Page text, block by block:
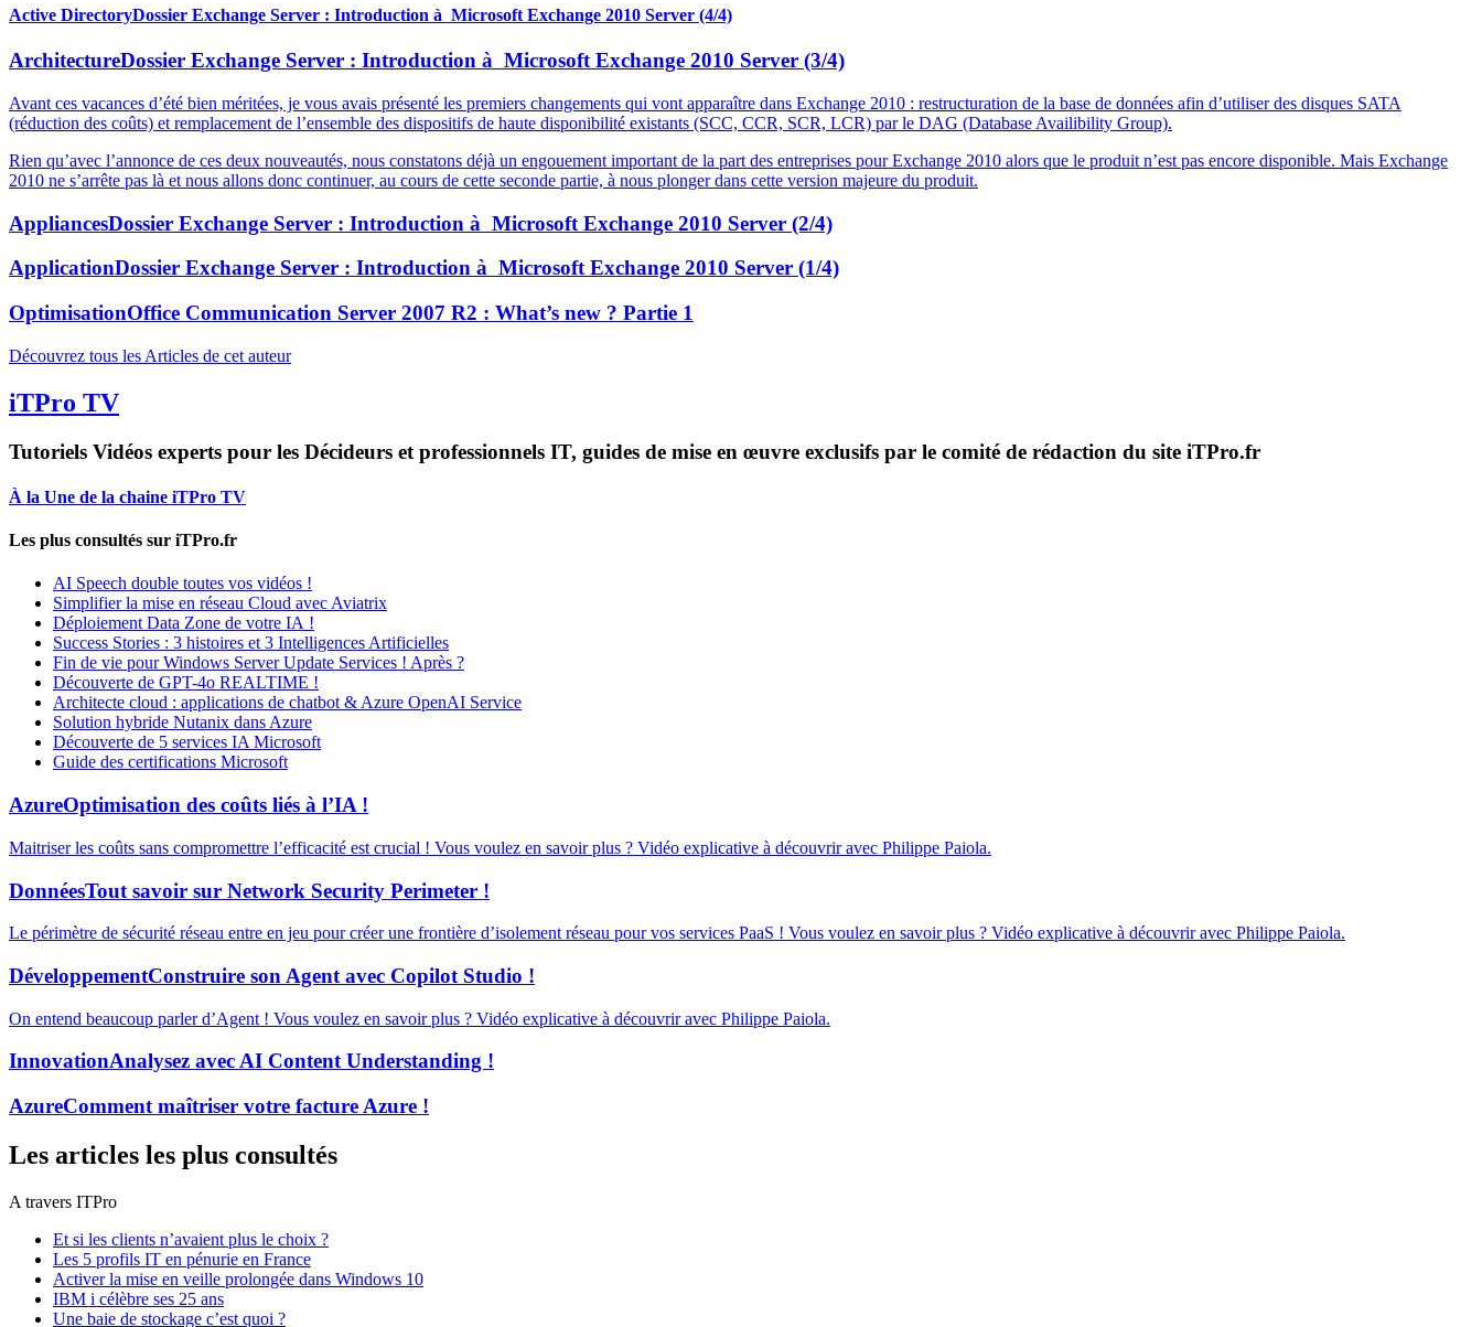
Active DirectoryDossier Exchange Server : Introduction à Microsoft Exchange 2010 Server (4/4)
ArchitectureDossier Exchange Server : Introduction à Microsoft Exchange 2010 Server (3/4)
Avant ces vacances d’été bien méritées, je vous avais présenté les premiers changements qui vont apparaître dans Exchange 2010 : restructuration de la base de données afin d’utiliser des disques SATA
(réduction des coûts) et remplacement de l’ensemble des dispositifs de haute disponibilité existants (SCC, CCR, SCR, LCR) par le DAG (Database Availibility Group).
Rien qu’avec l’annonce de ces deux nouveautés, nous constatons déjà un engouement important de la part des entreprises pour Exchange 2010 alors que le produit n’est pas encore disponible. Mais Exchange
2010 ne s’arrête pas là et nous allons donc continuer, au cours de cette seconde partie, à nous plonger dans cette version majeure du produit.
AppliancesDossier Exchange Server : Introduction à Microsoft Exchange 2010 Server (2/4)
ApplicationDossier Exchange Server : Introduction à Microsoft Exchange 2010 Server (1/4)
OptimisationOffice Communication Server 2007 R2 : What’s new ? Partie 1
Découvrez tous les Articles de cet auteur
iTPro TV
Tutoriels Vidéos experts pour les Décideurs et professionnels IT, guides de mise en œuvre exclusifs par le comité de rédaction du site iTPro.fr
À la Une de la chaine iTPro TV
Les plus consultés sur iTPro.fr
AI Speech double toutes vos vidéos !
Simplifier la mise en réseau Cloud avec Aviatrix
Déploiement Data Zone de votre IA !
Success Stories : 3 histoires et 3 Intelligences Artificielles
Fin de vie pour Windows Server Update Services ! Après ?
Découverte de GPT-4o REALTIME !
Architecte cloud : applications de chatbot & Azure OpenAI Service
Solution hybride Nutanix dans Azure
Découverte de 5 services IA Microsoft
Guide des certifications Microsoft
AzureOptimisation des coûts liés à l’IA !
Maitriser les coûts sans compromettre l’efficacité est crucial ! Vous voulez en savoir plus ? Vidéo explicative à découvrir avec Philippe Paiola.
DonnéesTout savoir sur Network Security Perimeter !
Le périmètre de sécurité réseau entre en jeu pour créer une frontière d’isolement réseau pour vos services PaaS ! Vous voulez en savoir plus ? Vidéo explicative à découvrir avec Philippe Paiola.
DéveloppementConstruire son Agent avec Copilot Studio !
On entend beaucoup parler d’Agent ! Vous voulez en savoir plus ? Vidéo explicative à découvrir avec Philippe Paiola.
InnovationAnalysez avec AI Content Understanding !
AzureComment maîtriser votre facture Azure !
Les articles les plus consultés
A travers ITPro
Et si les clients n’avaient plus le choix ?
Les 5 profils IT en pénurie en France
Activer la mise en veille prolongée dans Windows 10
IBM i célèbre ses 25 ans
Une baie de stockage c’est quoi ?